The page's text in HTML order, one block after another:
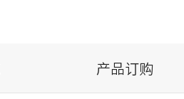
产品订购